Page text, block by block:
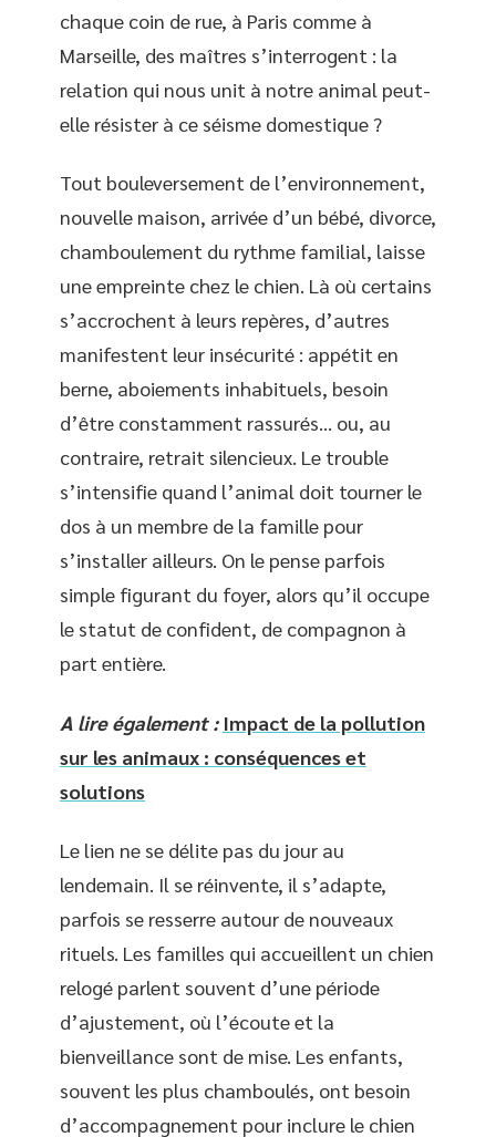
chaque coin de rue, à Paris comme à
Marseille, des maîtres s’interrogent : la
relation qui nous unit à notre animal peut-
elle résister à ce séisme domestique ?
Tout bouleversement de l’environnement,
nouvelle maison, arrivée d’un bébé, divorce,
chamboulement du rythme familial, laisse
une empreinte chez le chien. Là où certains
s’accrochent à leurs repères, d’autres
manifestent leur insécurité : appétit en
berne, aboiements inhabituels, besoin
d’être constamment rassurés… ou, au
contraire, retrait silencieux. Le trouble
s’intensifie quand l’animal doit tourner le
dos à un membre de la famille pour
s’installer ailleurs. On le pense parfois
simple figurant du foyer, alors qu’il occupe
le statut de confident, de compagnon à
part entière.
A lire également : Impact de la pollution
sur les animaux : conséquences et
solutions
Le lien ne se délite pas du jour au
lendemain. Il se réinvente, il s’adapte,
parfois se resserre autour de nouveaux
rituels. Les familles qui accueillent un chien
relogé parlent souvent d’une période
d’ajustement, où l’écoute et la
bienveillance sont de mise. Les enfants,
souvent les plus chamboulés, ont besoin
d’accompagnement pour inclure le chien